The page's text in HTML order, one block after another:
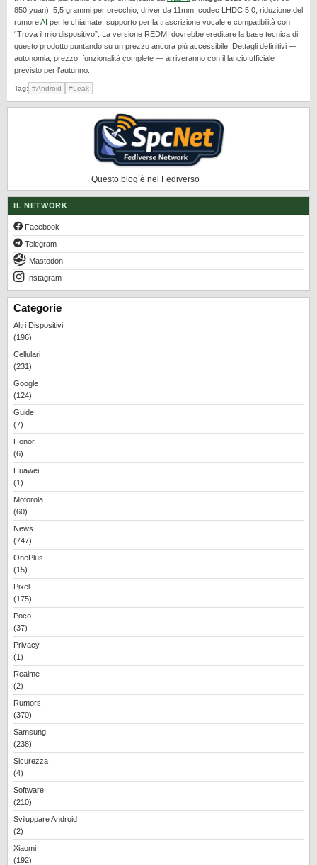
REALME
RUMORS
SAMSUNG
SICUREZZA
SOFTWARE
SVILUPPARE ANDROID
850 yuan): 5,5 grammi per orecchio, driver da 11mm, codec LHDC 5.0, riduzione del
rumoreAI per le chiamate, supporto per la trascrizione vocale e compatibilità con
“Trova il mio dispositivo”. La versione REDMI dovrebbe ereditare la base tecnica di
questo prodotto puntando su un prezzo ancora più accessibile. Dettagli definitivi —
autonomia, prezzo, funzionalità complete — arriveranno con il lancio ufficiale
previsto per l’autunno.
Tag: #Android #Leak
Questo blog è nel Fediverso
IL NETWORK
Facebook
Telegram
Mastodon
Instagram
Categorie
Altri Dispositivi
(196)
Cellulari
(231)
Google
(124)
Guide
(7)
Honor
(6)
Huawei
(1)
Motorola
(60)
News
(747)
OnePlus
(15)
Pixel
(175)
Poco
(37)
Privacy
(1)
Realme
(2)
Rumors
(370)
Samsung
(238)
Sicurezza
(4)
Software
(210)
Sviluppare Android
(2)
Xiaomi
(192)